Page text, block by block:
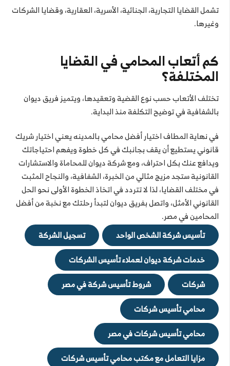
تشمل القضايا التجارية، الجنائية، الأسرية، العقارية، وقضايا الشركات
وغيرها.
كم أتعاب المحامي في القضايا
المختلفة؟
تختلف الأتعاب حسب نوع القضية وتعقيدها، ويتميز فريق ديوان
بالشفافية في توضيح التكلفة منذ البداية.
في نهاية المطاف اختيار أفضل محامي بالمدينه يعني اختيار شريك
قانوني يستطيع أن يقف بجانبك في كل خطوة ويفهم احتياجاتك
ويدافع عنك بكل احتراف، ومع شركة ديوان للمحاماة والاستشارات
القانونية ستجد مزيج مثالي من الخبرة، الشفافية، والنجاح المثبت
في مختلف القضايا، لذا لا تتردد في اتخاذ الخطوة الأولى نحو الحل
القانوني الأمثل، واتصل بفريق ديوان لتبدأ رحلتك مع نخبة من أفضل
المحامين في مصر.
تأسيس شركة الشخص الواحد
تسجيل الشركة
خدمات شركة ديوان لعملاء تأسيس الشركات
شركات
شروط تأسيس شركة في مصر
محامي تأسيس شركات
محامي تأسيس شركات في مصر
مزايا التعامل مع مكتب محامي تأسيس شركات